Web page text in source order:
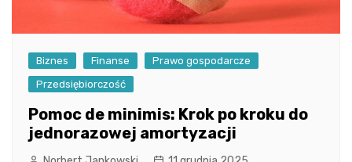
Biznes Finanse
Prawo gospodarcze
Przedsiębiorczość
Pomoc de minimis: Krok po kroku do
jednorazowej amortyzacji